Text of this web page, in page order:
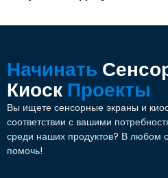
Начинать
Киоск Проекты
Вы ищете сенсорные экраны и
соответствии с вашими
среди наших продуктов? В любом
помочь!